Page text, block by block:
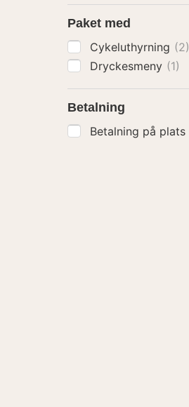
Paket med
Cykeluthyrning (2)
Dryckesmeny (1)
Betalning
Betalning på plats